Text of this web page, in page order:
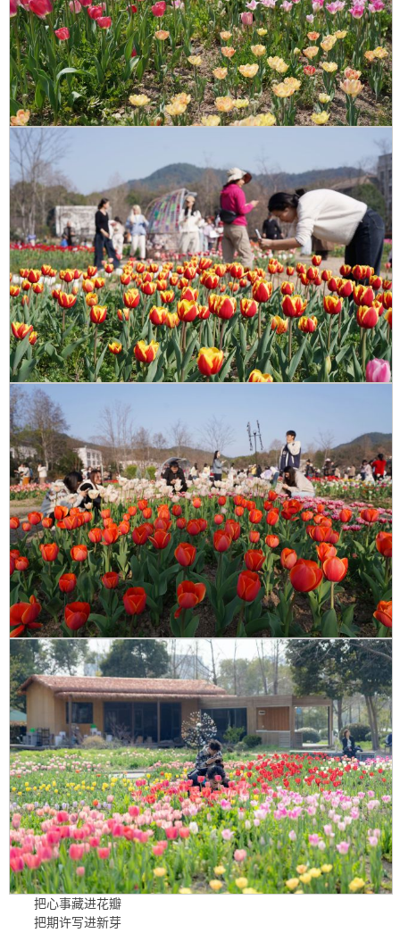
把心事藏进花瓣
把期许写进新芽